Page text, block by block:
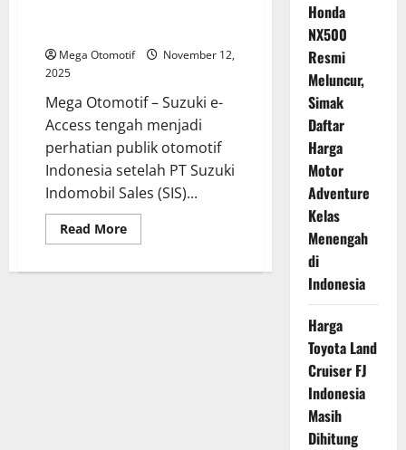
Mega Otomotif
November 12,
2025
Mega Otomotif – Suzuki e-
Access tengah menjadi
perhatian publik otomotif
Indonesia setelah PT Suzuki
Indomobil Sales (SIS)...
Read MoreRead
more
e-
Honda
NX500
Resmi
Meluncur,
Simak
Daftar
Harga
Motor
Adventure
Kelas
Menengah
di
Indonesia
Harga
Toyota Land
Cruiser FJ
Indonesia
Masih
Dihitung